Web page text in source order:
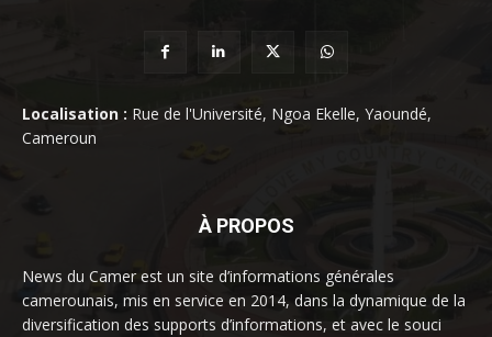
Localisation : Rue de l'Université, Ngoa Ekelle, Yaoundé,
Cameroun
À PROPOS
News du Camer est un site d’informations générales
camerounais, mis en service en 2014, dans la dynamique de la
diversification des supports d’informations, et avec le souci